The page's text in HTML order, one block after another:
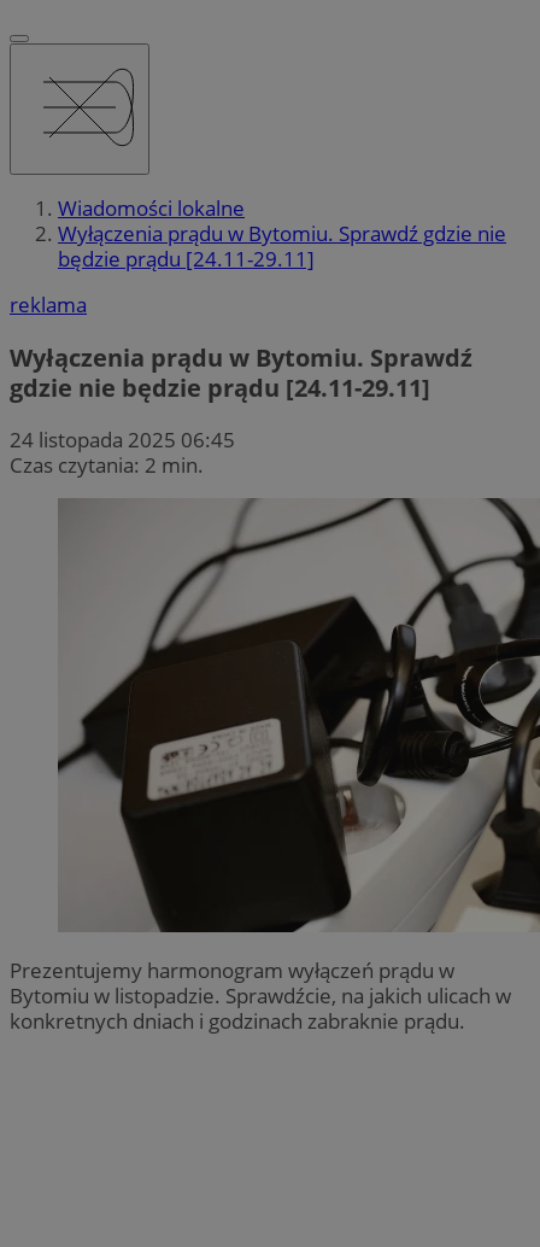
Wiadomości lokalne
Wyłączenia prądu w Bytomiu. Sprawdź gdzie nie
będzie prądu [24.11-29.11]
reklama
Wyłączenia prądu w Bytomiu. Sprawdź
gdzie nie będzie prądu [24.11-29.11]
24 listopada 2025 06:45
Czas czytania: 2 min.
Prezentujemy harmonogram wyłączeń prądu w
Bytomiu w listopadzie. Sprawdźcie, na jakich ulicach w
konkretnych dniach i godzinach zabraknie prądu.